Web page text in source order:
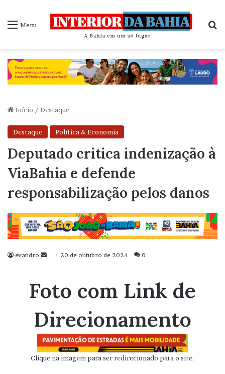
Menu
Início / Destaque
Destaque Política & Economia
Deputado critica indenização à
ViaBahia e defende
responsabilização pelos danos
evandro
Mande
mail
20 de outubro de 2024 0
Foto com Link de
Direcionamento
Clique na imagem para ser redirecionado para o site.